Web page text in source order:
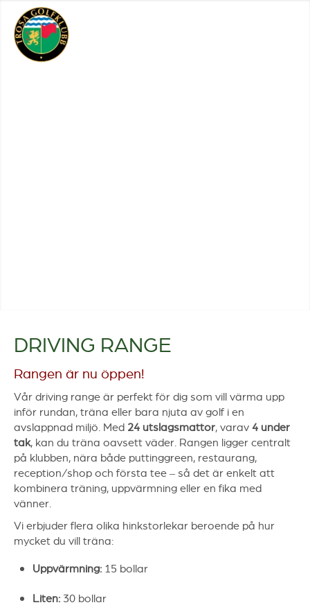
DRIVING RANGE
Rangen är nu öppen!
Vår driving range är perfekt för dig som vill värma upp
inför rundan, träna eller bara njuta av golf i en
avslappnad miljö. Med 24 utslagsmattor, varav 4 under
tak, kan du träna oavsett väder. Rangen ligger centralt
på klubben, nära både puttinggreen, restaurang,
reception/shop och första tee – så det är enkelt att
kombinera träning, uppvärmning eller en fika med
vänner.
Vi erbjuder flera olika hinkstorlekar beroende på hur
mycket du vill träna:
Uppvärmning: 15 bollar
Liten: 30 bollar